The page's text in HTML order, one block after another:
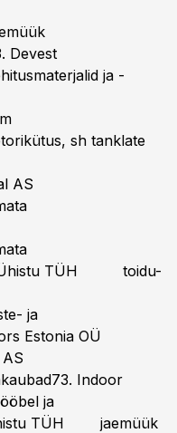
Devest
ja -
OÜ
sh tanklate
AS
Digital AS
AS
Ühistu TÜH toidu-
ja
Estonia OÜ
AS
Indoor
ja
TÜH jaemüük